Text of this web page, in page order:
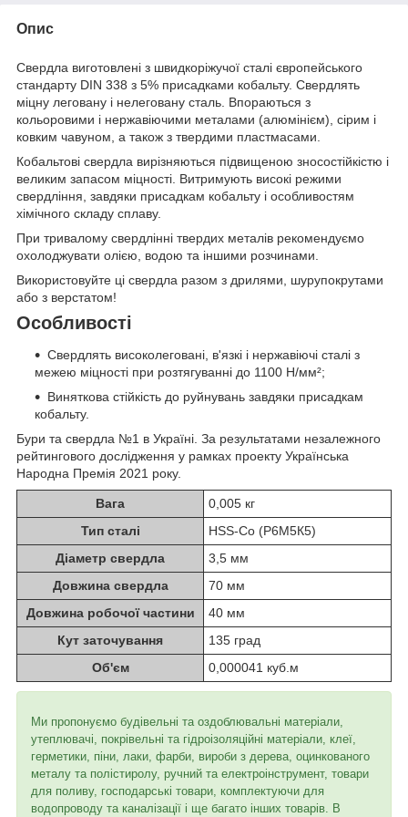
Опис
Свердла виготовлені з швидкоріжучої сталі європейського
стандарту DIN 338 з 5% присадками кобальту. Свердлять
міцну леговану і нелеговану сталь. Впораються з
кольоровими і нержавіючими металами (алюмінієм), сірим і
ковким чавуном, а також з твердими пластмасами.
Кобальтові свердла вирізняються підвищеною зносостійкістю і
великим запасом міцності. Витримують високі режими
свердління, завдяки присадкам кобальту і особливостям
хімічного складу сплаву.
При тривалому свердлінні твердих металів рекомендуємо
охолоджувати олією, водою та іншими розчинами.
Використовуйте ці свердла разом з дрилями, шурупокрутами
або з верстатом!
Особливості
Свердлять високолеговані, в'язкі і нержавіючі сталі з
межею міцності при розтягуванні до 1100 Н/мм²;
Виняткова стійкість до руйнувань завдяки присадкам
кобальту.
Бури та свердла №1 в Україні. За результатами незалежного
рейтингового дослідження у рамках проекту Українська
Народна Премія 2021 року.
Вага
0,005 кг
Тип сталі
HSS-Co (Р6М5К5)
Діаметр свердла
3,5 мм
Довжина свердла
70 мм
Довжина робочої частини
40 мм
Кут заточування
135 град
Об'єм
0,000041 куб.м
Ми пропонуємо будівельні та оздоблювальні матеріали,
утеплювачі, покрівельні та гідроізоляційні матеріали, клеї,
герметики, піни, лаки, фарби, вироби з дерева, оцинкованого
металу та полістиролу, ручний та електроінструмент, товари
для поливу, господарські товари, комплектуючи для
водопроводу та каналізації і ще багато інших товарів. В